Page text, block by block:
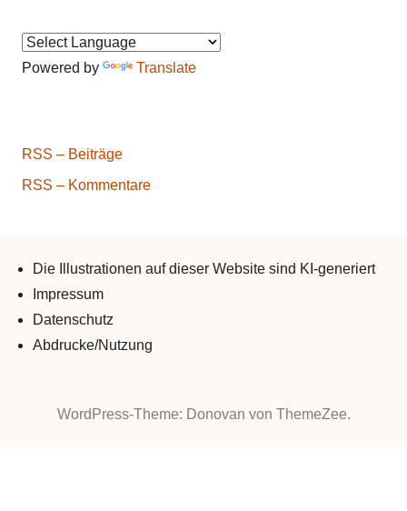
Powered by Translate
RSS – Beiträge
RSS – Kommentare
Die Illustrationen auf dieser Website sind KI-generiert
Impressum
Datenschutz
Abdrucke/Nutzung
WordPress-Theme: Donovan von ThemeZee.